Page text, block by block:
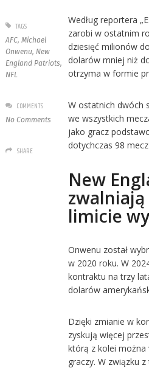
Według reportera
zarobi w ostatnim
dziesięć milionów
dolarów mniej niż
otrzyma w formie
W ostatnich dwóch
we wszystkich
jako gracz
dotychczas 98
New
limicie
Onwenu został
w 2020 roku. W
kontraktu na trzy
dolarów
Dzięki zmianie w
zyskują więcej
którą z kolei można
graczy. W związku
TAGS
AFC, Michael
Onwenu, New
England Patriots,
NFL
COMMENTS
No Comments
SHARE